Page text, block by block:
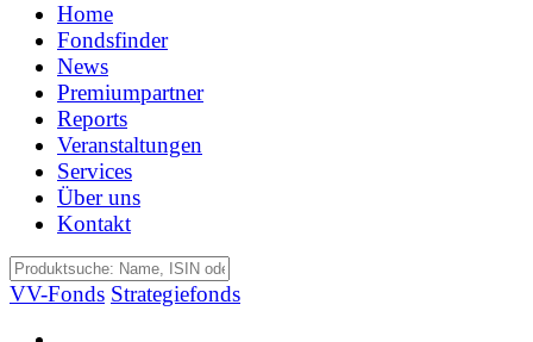
Home
Fondsfinder
News
Premiumpartner
Reports
Veranstaltungen
Services
Über uns
Kontakt
VV-Fonds Strategiefonds